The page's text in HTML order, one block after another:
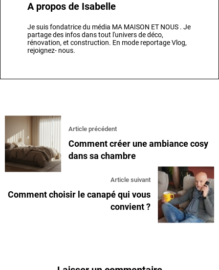
A propos de Isabelle
Je suis fondatrice du média MA MAISON ET NOUS . Je
partage des infos dans tout l'univers de déco,
rénovation, et construction. En mode reportage Vlog,
rejoignez- nous.
Article précédent
Comment créer une ambiance cosy
dans sa chambre
Article suivant
Comment choisir le canapé qui vous
convient ?